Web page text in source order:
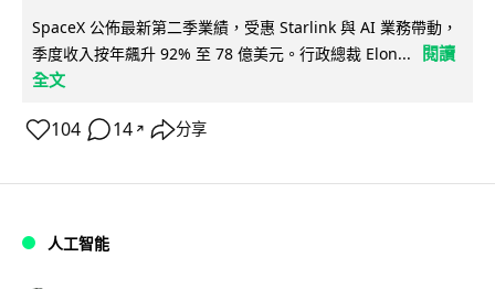
SpaceX 公佈最新第二季業績，受惠 Starlink 與 AI 業務帶動，
季度收入按年飆升 92% 至 78 億美元。行政總裁 Elon...
閱讀
全文
104 14 ↗ 分享
人工智能